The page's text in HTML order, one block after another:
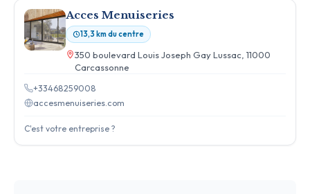
Acces Menuiseries
13,3 km du centre
350 boulevard Louis Joseph Gay Lussac, 11000
Carcassonne
+33468259008
accesmenuiseries.com
C'est votre entreprise ?